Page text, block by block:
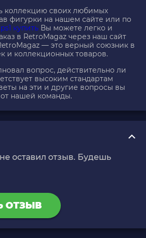
коллекцию своих любимых
фигурки на нашем сайте или по
купить Вы можете легко и
в RetroMagaz через наш сайт
— это верный союзник в
и коллекционных товаров.
вопрос, действительно ли
высоким стандартам
на эти и другие вопросы вы
нашей команды.
оставил отзыв. Будешь
ОТЗЫВ